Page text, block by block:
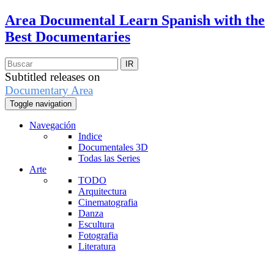
Area Documental Learn Spanish with the
Best Documentaries
Subtitled releases on
Documentary Area
Toggle navigation
Navegación
Indice
Documentales 3D
Todas las Series
Arte
TODO
Arquitectura
Cinematografia
Danza
Escultura
Fotografia
Literatura